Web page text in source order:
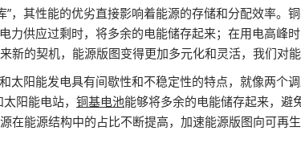
，其性能的优劣直接影响着能源的存储和分配效率。
力供应过剩时，将多余的电能储存起来；在用电高峰
的契机，能源版图变得更加多元化和灵活，我们对
阳能发电具有间歇性和不稳定性的特点，就像两个
阳能电站， 铜基电池能够将多余的电能储存起来，避
能源结构中的占比不断提高，加速能源版图向可再